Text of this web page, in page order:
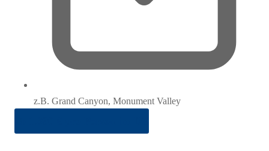
z.B. Grand Canyon, Monument Valley